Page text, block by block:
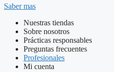
Saber mas
Nuestras tiendas
Sobre nosotros
Prácticas responsables
Preguntas frecuentes
Profesionales
Mi cuenta